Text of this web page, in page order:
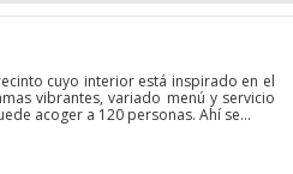
cuyo interior está inspirado en el
vibrantes, variado menú y servicio
acoger a 120 personas. Ahí se...